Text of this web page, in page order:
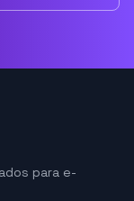
para e-